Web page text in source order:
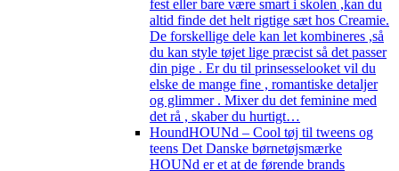
fest eller bare være smart i skolen ,kan du
altid finde det helt rigtige sæt hos Creamie.
De forskellige dele kan let kombineres ,så
du kan style tøjet lige præcist så det passer
din pige . Er du til prinsesselooket vil du
elske de mange fine , romantiske detaljer
og glimmer . Mixer du det feminine med
det rå , skaber du hurtigt…
HoundHOUNd – Cool tøj til tweens og
teens Det Danske børnetøjsmærke
HOUNd er et at de førende brands